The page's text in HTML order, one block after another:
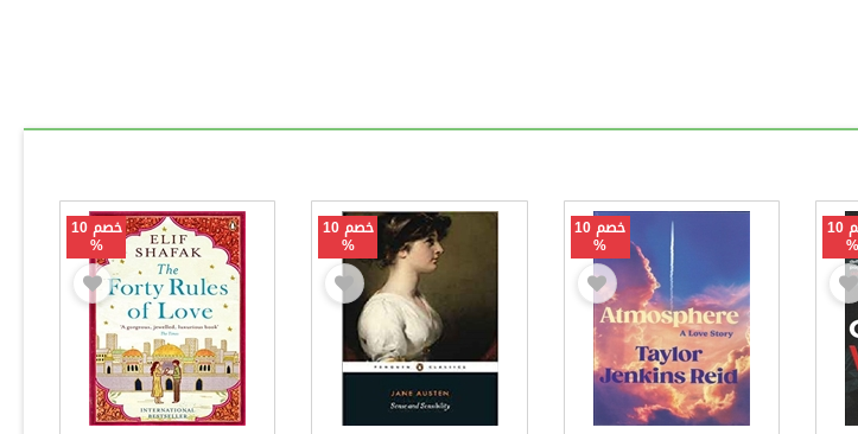
خصم 10
%
خصم 10
%
خصم 10
%
خصم 10
%